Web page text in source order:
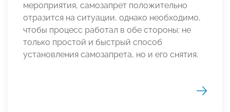
мероприятия, самозапрет положительно
отразится на ситуации, однако необходимо,
чтобы процесс работал в обе стороны: не
только простой и быстрый способ
установления самозапрета, но и его снятия.